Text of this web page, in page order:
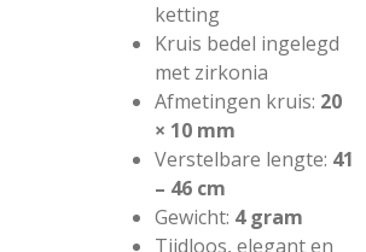
ketting
Kruis bedel ingelegd
met zirkonia
Afmetingen kruis: 20
× 10 mm
Verstelbare lengte: 41
– 46 cm
Gewicht: 4 gram
Tijdloos, elegant en